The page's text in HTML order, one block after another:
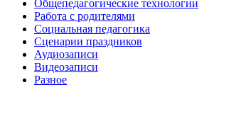
Общепедагогические технологии
Работа с родителями
Социальная педагогика
Сценарии праздников
Аудиозаписи
Видеозаписи
Разное